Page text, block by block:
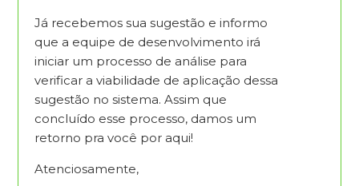
Já recebemos sua sugestão e informo
que a equipe de desenvolvimento irá
iniciar um processo de análise para
verificar a viabilidade de aplicação dessa
sugestão no sistema. Assim que
concluído esse processo, damos um
retorno pra você por aqui!
Atenciosamente,